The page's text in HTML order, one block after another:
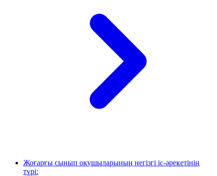
Жоғарғы сынып оқушыларының негізгі іс-әрекетінің
түрі: